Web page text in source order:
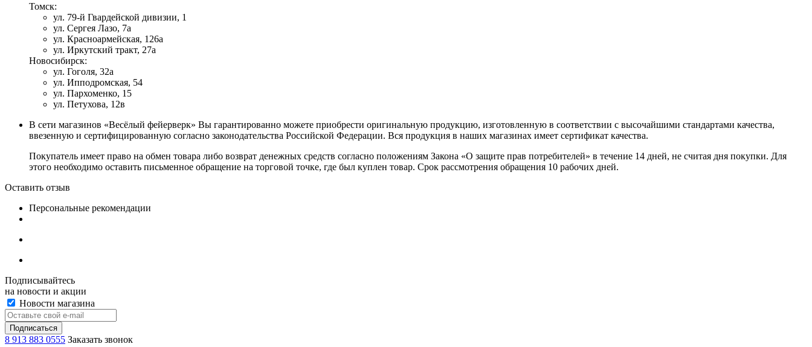
Томск:
ул. 79-й Гвардейской дивизии, 1
ул. Сергея Лазо, 7а
ул. Красноармейская, 126а
ул. Иркутский тракт, 27а
Новосибирск:
ул. Гоголя, 32а
ул. Ипподромская, 54
ул. Пархоменко, 15
ул. Петухова, 12в
В сети магазинов «Весёлый фейерверк» Вы гарантированно можете приобрести оригинальную продукцию, изготовленную в соответствии с высочайшими стандартами качества,
ввезенную и сертифицированную согласно законодательства Российской Федерации. Вся продукция в наших магазинах имеет сертификат качества.
Покупатель имеет право на обмен товара либо возврат денежных средств согласно положениям Закона «О защите прав потребителей» в течение 14 дней, не считая дня покупки. Для
этого необходимо оставить письменное обращение на торговой точке, где был куплен товар. Срок рассмотрения обращения 10 рабочих дней.
Оставить отзыв
Персональные рекомендации
Подписывайтесь
на новости и акции
Новости магазина
8 913 883 0555 Заказать звонок